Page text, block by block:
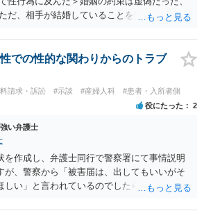
だ、相手が結婚していることを知って行為に
で、あまり慰謝料は高額にならないように思
の弁護士に相談してみてください。
での性的な関わりからのトラブ
請求・訴訟 #示談 #産婦人科 #患者・入所者側
役にたった 2
い弁護士
を作成し、弁護士同行で警察署にて事情説明
が、警察から「被害届は、出してもいいがそ
しい」と言われているのでしたら、あまり結
かもしれないですが、実際に捜査をするの